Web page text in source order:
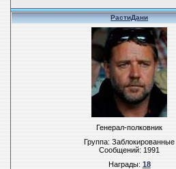
РастиДани
Генерал-полковник
Группа: Заблокированные
Сообщений:1991
Награды:18